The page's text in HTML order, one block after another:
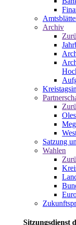
Archiv
Satzung
Wahlen
Sitzungsdienst